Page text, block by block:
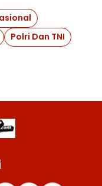
Polri Dan TNI